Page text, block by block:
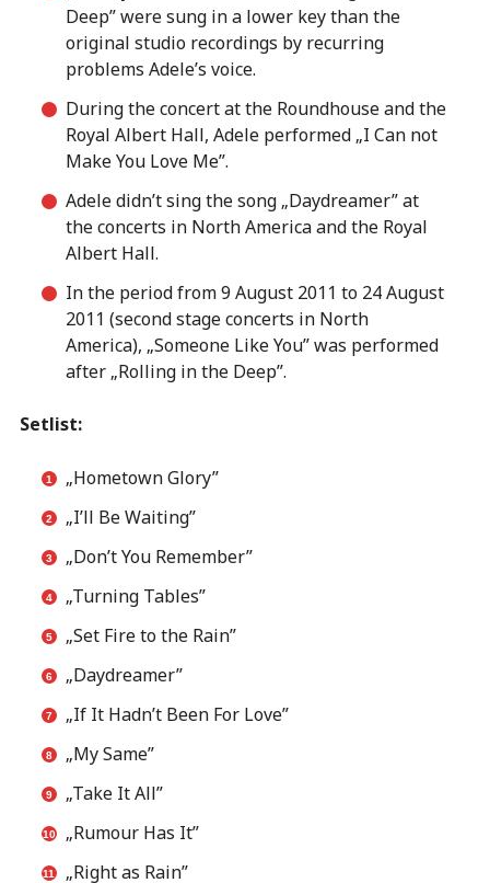
Deep” were sung in a lower key than the
original studio recordings by recurring
problems Adele’s voice.
During the concert at the Roundhouse and the
Royal Albert Hall, Adele performed „I Can not
Make You Love Me”.
Adele didn’t sing the song „Daydreamer” at
the concerts in North America and the Royal
Albert Hall.
In the period from 9 August 2011 to 24 August
2011 (second stage concerts in North
America), „Someone Like You” was performed
after „Rolling in the Deep”.
Setlist:
„Hometown Glory”
„I’ll Be Waiting”
„Don’t You Remember”
„Turning Tables”
„Set Fire to the Rain”
„Daydreamer”
„If It Hadn’t Been For Love”
„My Same”
„Take It All”
„Rumour Has It”
„Right as Rain”